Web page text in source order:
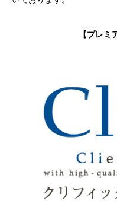
【プレミ